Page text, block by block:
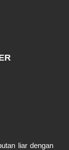
liar dengan